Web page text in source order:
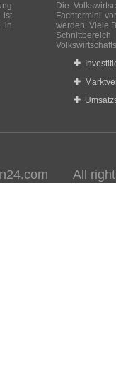
ist
in
Die
Fachtermini
werden. Viele
All